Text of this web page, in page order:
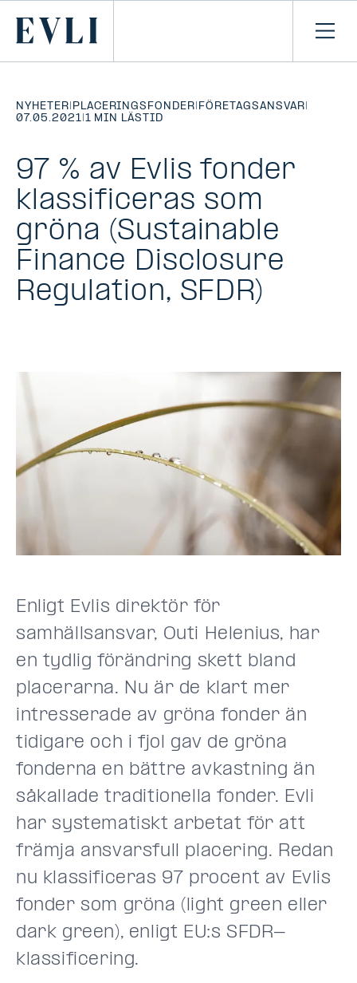
Primary
NYHETER| PLACERINGSFONDER| FÖRETAGSANSVAR|
07.05.2021|1 MIN LÄSTID
97 % av Evlis fonder
klassificeras som
gröna (Sustainable
Finance Disclosure
Regulation, SFDR)
Enligt Evlis direktör för
samhällsansvar, Outi Helenius, har
en tydlig förändring skett bland
placerarna. Nu är de klart mer
intresserade av gröna fonder än
tidigare och i fjol gav de gröna
fonderna en bättre avkastning än
såkallade traditionella fonder. Evli
har systematiskt arbetat för att
främja ansvarsfull placering. Redan
nu klassificeras 97 procent av Evlis
fonder som gröna (light green eller
dark green), enligt EU:s SFDR-
klassificering.